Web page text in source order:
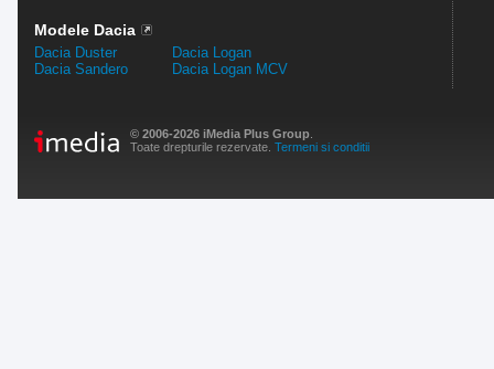
Modele Dacia
Dacia Duster
Dacia Sandero
Dacia Logan
Dacia Logan MCV
© 2006-2026 iMedia Plus Group
Toate drepturile rezervate. Termeni si conditii